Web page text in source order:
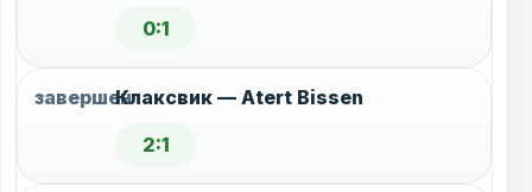
0:1
завершенКлаксвик — Atert Bissen
2:1